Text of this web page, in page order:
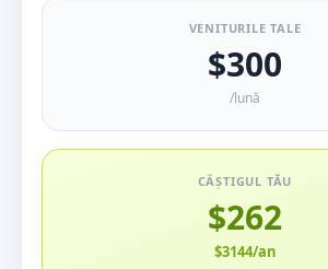
VENITURILE TALE
$300
/lună
CÂȘTIGUL TĂU
$262
$3144/an